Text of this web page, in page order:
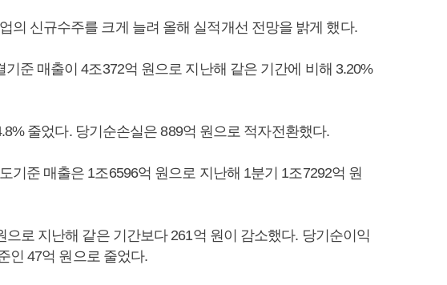
의 신규수주를 크게 늘려 올해 실적개선 전망을 밝게 했다.
준 매출이 4조372억 원으로 지난해 같은 기간에 비해 3.20%
줄었다. 당기순손실은 889억 원으로 적자전환했다.
기준 매출은 1조6596억 원으로 지난해 1분기 1조7292억 원
으로 지난해 같은 기간보다 261억 원이 감소했다. 당기순이익
인 47억 원으로 줄었다.